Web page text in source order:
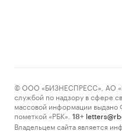
Reuters раскрыл одну из
© ООО «БИЗНЕСПРЕСС», АО
службой по надзору в сфере
массовой информации
пометкой «РБК».
18+
Владельцем сайта является